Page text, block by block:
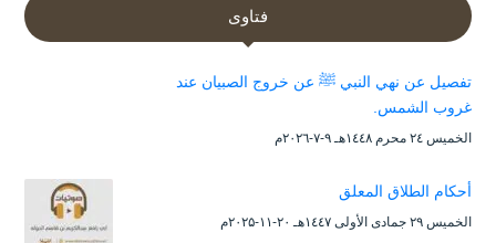
فتاوى
تفصيل عن نهي النبي ﷺ عن خروج الصبيان عند
غروب الشمس.
الخميس ۲٤ محرم ۱٤٤۸هـ ۹-۷-۲۰۲٦م
أحكام الطلاق المعلق
الخميس ۲۹ جمادى الأولى ۱٤٤۷هـ ۲۰-۱۱-۲۰۲۵م